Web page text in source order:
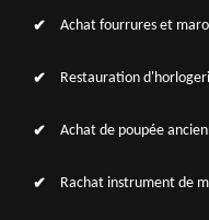
Achat fourrures et
Restauration
Achat de poupée
Rachat instrument de